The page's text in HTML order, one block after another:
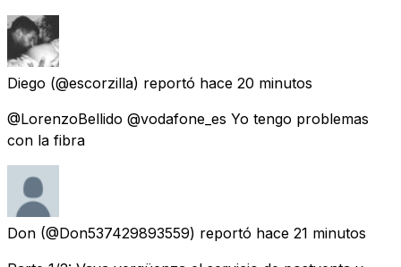
Diego (@escorzilla) reportó hace 20 minutos
@LorenzoBellido @vodafone_es Yo tengo problemas
con la fibra
Don (@Don537429893559) reportó hace 21 minutos